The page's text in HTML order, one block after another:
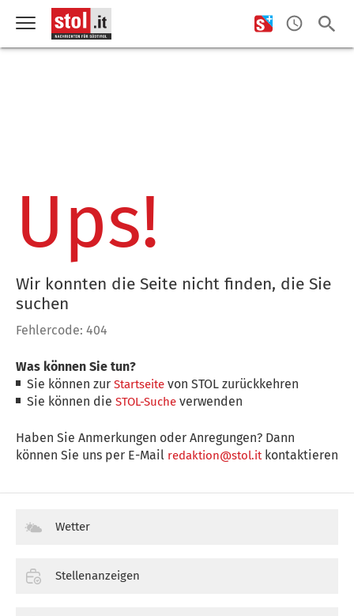
Ups!
Wir konnten die Seite nicht finden, die Sie
suchen
Fehlercode: 404
Was können Sie tun?
Sie können zurStartseite von STOL zurückkehren
Sie können dieSTOL-Suche verwenden
Haben Sie Anmerkungen oder Anregungen? Dann
können Sie uns per E-Mail redaktion@stol.itkontaktieren
Wetter
Stellenanzeigen